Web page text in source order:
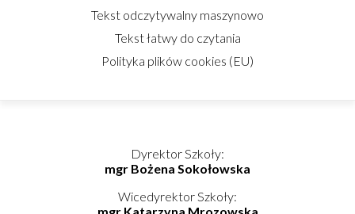
Tekst odczytywalny maszynowo
Tekst łatwy do czytania
Polityka plików cookies (EU)
Dyrektor Szkoły:
mgr Bożena Sokołowska
Wicedyrektor Szkoły:
mgr Katarzyna Mrozowska